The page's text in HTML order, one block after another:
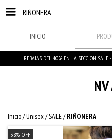
RIÑONERA
INICIO
REBAJAS DEL 40% EN LA SECCION SALE
NV
Inicio/Unisex/SALE/ RIÑONERA
38% OFF